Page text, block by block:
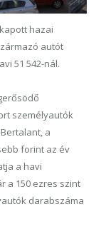
hazai
autót
51 542-nál.
személyautók
a
forint az év
a havi
a 150 ezres szint
darabszáma